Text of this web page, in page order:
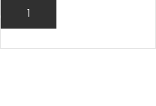
LÄGG TILL I VARUKORG